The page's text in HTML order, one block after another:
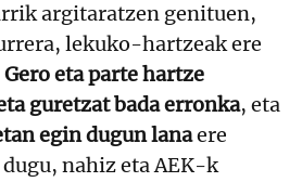
argitaratzen genituen,
lekuko-hartzeak ere
Gero eta parte hartze
guretzat bada erronka, eta
egin dugun lanaere
nahiz eta AEK-k